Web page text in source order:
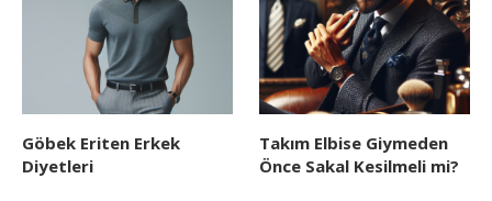
Göbek Eriten Erkek
Diyetleri
Takım Elbise Giymeden
Önce Sakal Kesilmeli mi?